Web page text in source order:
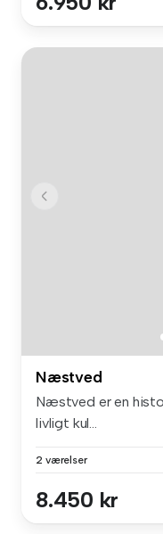
Næstved
Næstved er en
livligt kul...
2 værelser
8.450 kr